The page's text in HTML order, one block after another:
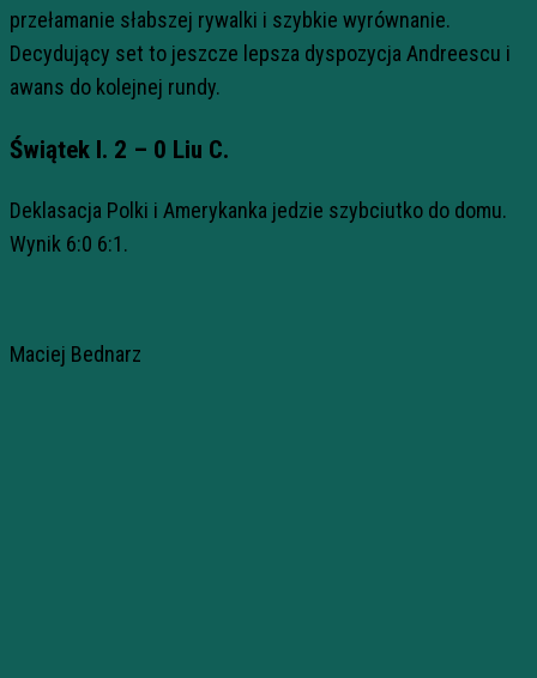
przełamanie słabszej rywalki i szybkie wyrównanie.
Decydujący set to jeszcze lepsza dyspozycja Andreescu i
awans do kolejnej rundy.
Świątek I. 2 – 0 Liu C.
Deklasacja Polki i Amerykanka jedzie szybciutko do domu.
Wynik 6:0 6:1.
Maciej Bednarz